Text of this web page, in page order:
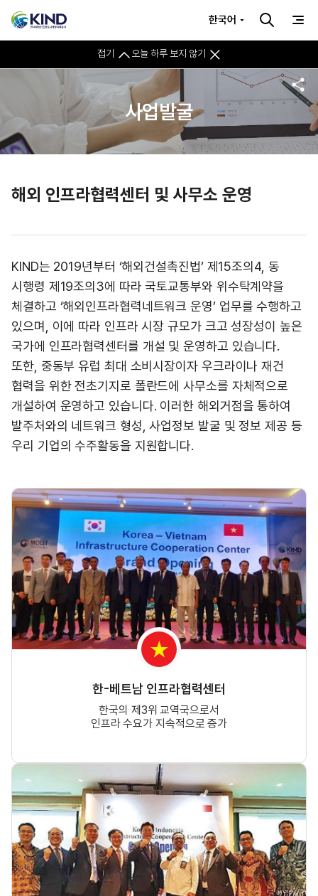
접기 오늘 하루 보지 않기
한국어
사업발굴
해외 인프라협력센터 및 사무소 운영
KIND는 2019년부터 ‘해외건설촉진법’ 제15조의4, 동
시행령 제19조의3에 따라 국토교통부와 위수탁계약을
체결하고 ‘해외인프라협력네트워크 운영’ 업무를 수행하고
있으며, 이에 따라 인프라 시장 규모가 크고 성장성이 높은
국가에 인프라협력센터를 개설 및 운영하고 있습니다.
또한, 중동부 유럽 최대 소비시장이자 우크라이나 재건
협력을 위한 전초기지로 폴란드에 사무소를 자체적으로
개설하여 운영하고 있습니다. 이러한 해외거점을 통하여
발주처와의 네트워크 형성, 사업정보 발굴 및 정보 제공 등
우리 기업의 수주활동을 지원합니다.
한-베트남 인프라협력센터
한국의 제3위 교역국으로서
인프라 수요가 지속적으로 증가